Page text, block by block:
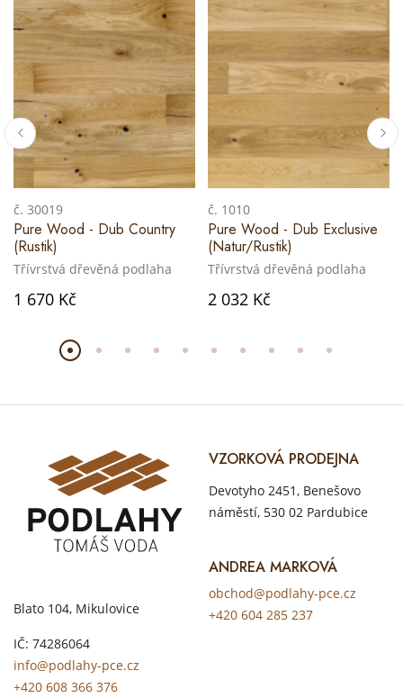
č. 30019
Pure Wood - Dub Country
(Rustik)
Třívrstvá dřevěná podlaha
1 670 Kč
č. 1010
Pure Wood - Dub Exclusive
(Natur/Rustik)
Třívrstvá dřevěná podlaha
2 032 Kč
Blato 104, Mikulovice
IČ: 74286064
info@podlahy-pce.cz
+420 608 366 376
VZORKOVÁ PRODEJNA
Devotyho 2451, Benešovo
náměstí, 530 02 Pardubice
ANDREA MARKOVÁ
obchod@podlahy-pce.cz
+420 604 285 237